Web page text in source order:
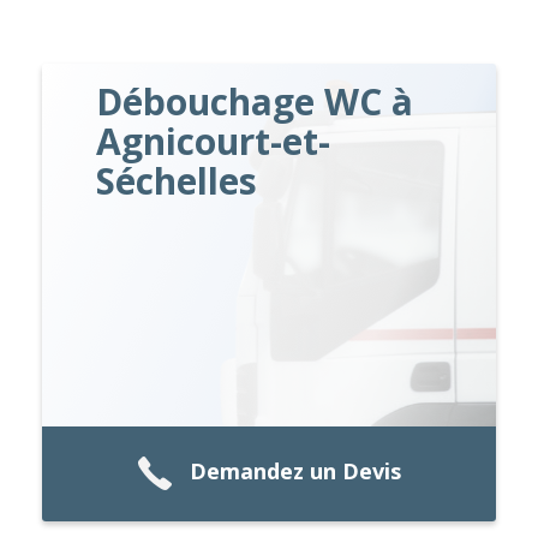
Débouchage WC à
Agnicourt-et-
Séchelles
Demandez un Devis